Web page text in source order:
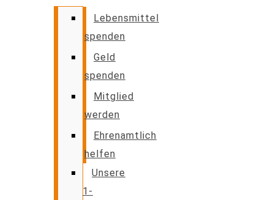
Lebensmittel
spenden
Geld
spenden
Mitglied
werden
Ehrenamtlich
helfen
Unsere
1-